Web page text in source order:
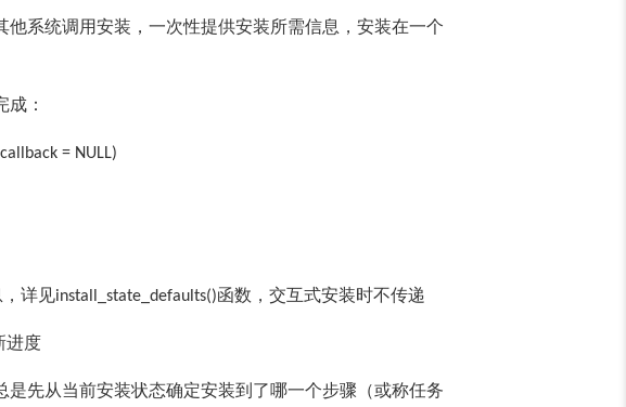
系统调用安装，一次性提供安装所需信息，安装在一个
：
= NULL)
，详见install_state_defaults()函数，交互式安装时不传递
进度
先从当前安装状态确定安装到了哪一个步骤（或称任务